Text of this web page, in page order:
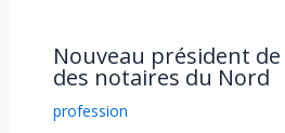
Nouveau président
des notaires du Nord
profession